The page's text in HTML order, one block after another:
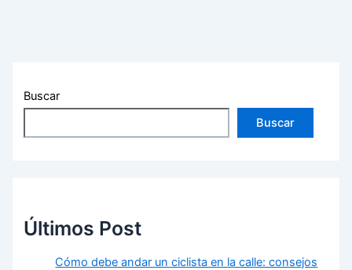
Buscar
Buscar
Últimos Post
Cómo debe andar un ciclista en la calle: consejos